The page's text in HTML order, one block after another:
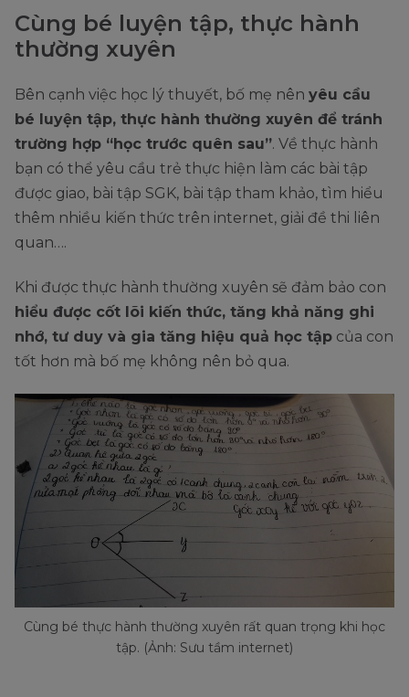
Cùng bé luyện tập, thực hành
thường xuyên
Bên cạnh việc học lý thuyết, bố mẹ nên yêu cầu
bé luyện tập, thực hành thường xuyên để tránh
trường hợp “học trước quên sau”. Về thực hành
bạn có thể yêu cầu trẻ thực hiện làm các bài tập
được giao, bài tập SGK, bài tập tham khảo, tìm hiểu
thêm nhiều kiến thức trên internet, giải đề thi liên
quan….
Khi được thực hành thường xuyên sẽ đảm bảo con
hiểu được cốt lõi kiến thức, tăng khả năng ghi
nhớ, tư duy và gia tăng hiệu quả học tập của con
tốt hơn mà bố mẹ không nên bỏ qua.
Cùng bé thực hành thường xuyên rất quan trọng khi học
tập. (Ảnh: Sưu tầm internet)